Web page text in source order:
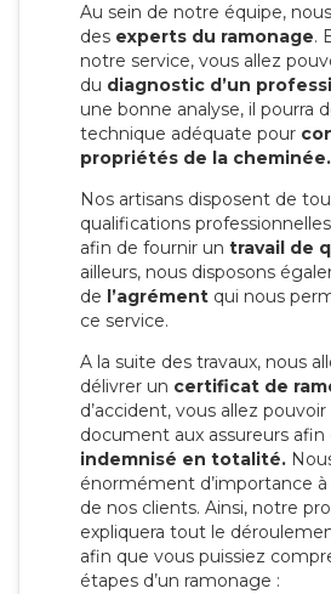
Au sein de notre équipe,
des experts du ramonage.
notre service, vous allez
du diagnostic d’un
une bonne analyse, il pourra
technique adéquate pour
propriétés de la cheminée.
Nos artisans disposent de
qualifications
afin de fournir un travail de
ailleurs, nous disposons
de l’agrément qui nous
ce service.
A la suite des travaux, nous
délivrer un certificat de
d’accident, vous allez
document aux assureurs afin
indemnisé en totalité.
énormément d’importance à
de nos clients. Ainsi, notre
expliquera tout le
afin que vous puissiez
étapes d’un ramonage :